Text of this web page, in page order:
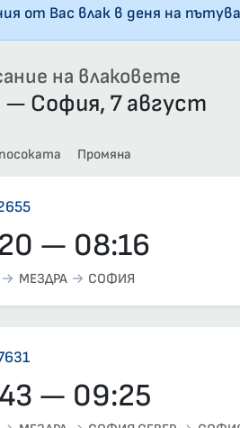
от Вас влак в деня на
на влаковете
— София, 7 август
Промяна
— 08:16
МЕЗДРА СОФИЯ
— 09:25